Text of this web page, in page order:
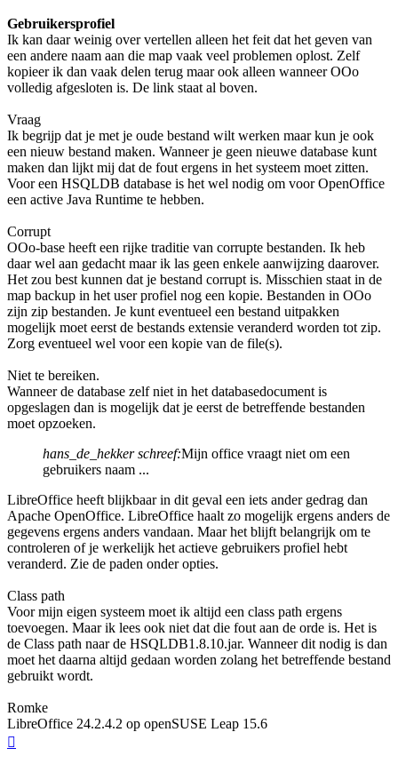
Gebruikersprofiel
Ik kan daar weinig over vertellen alleen het feit dat het geven van
een andere naam aan die map vaak veel problemen oplost. Zelf
kopieer ik dan vaak delen terug maar ook alleen wanneer OOo
volledig afgesloten is. De link staat al boven.
Vraag
Ik begrijp dat je met je oude bestand wilt werken maar kun je ook
een nieuw bestand maken. Wanneer je geen nieuwe database kunt
maken dan lijkt mij dat de fout ergens in het systeem moet zitten.
Voor een HSQLDB database is het wel nodig om voor OpenOffice
een active Java Runtime te hebben.
Corrupt
OOo-base heeft een rijke traditie van corrupte bestanden. Ik heb
daar wel aan gedacht maar ik las geen enkele aanwijzing daarover.
Het zou best kunnen dat je bestand corrupt is. Misschien staat in de
map backup in het user profiel nog een kopie. Bestanden in OOo
zijn zip bestanden. Je kunt eventueel een bestand uitpakken
mogelijk moet eerst de bestands extensie veranderd worden tot zip.
Zorg eventueel wel voor een kopie van de file(s).
Niet te bereiken.
Wanneer de database zelf niet in het databasedocument is
opgeslagen dan is mogelijk dat je eerst de betreffende bestanden
moet opzoeken.
hans_de_hekker schreef:Mijn office vraagt niet om een
gebruikers naam ...
LibreOffice heeft blijkbaar in dit geval een iets ander gedrag dan
Apache OpenOffice. LibreOffice haalt zo mogelijk ergens anders de
gegevens ergens anders vandaan. Maar het blijft belangrijk om te
controleren of je werkelijk het actieve gebruikers profiel hebt
veranderd. Zie de paden onder opties.
Class path
Voor mijn eigen systeem moet ik altijd een class path ergens
toevoegen. Maar ik lees ook niet dat die fout aan de orde is. Het is
de Class path naar de HSQLDB1.8.10.jar. Wanneer dit nodig is dan
moet het daarna altijd gedaan worden zolang het betreffende bestand
gebruikt wordt.
Romke
LibreOffice 24.2.4.2 op openSUSE Leap 15.6